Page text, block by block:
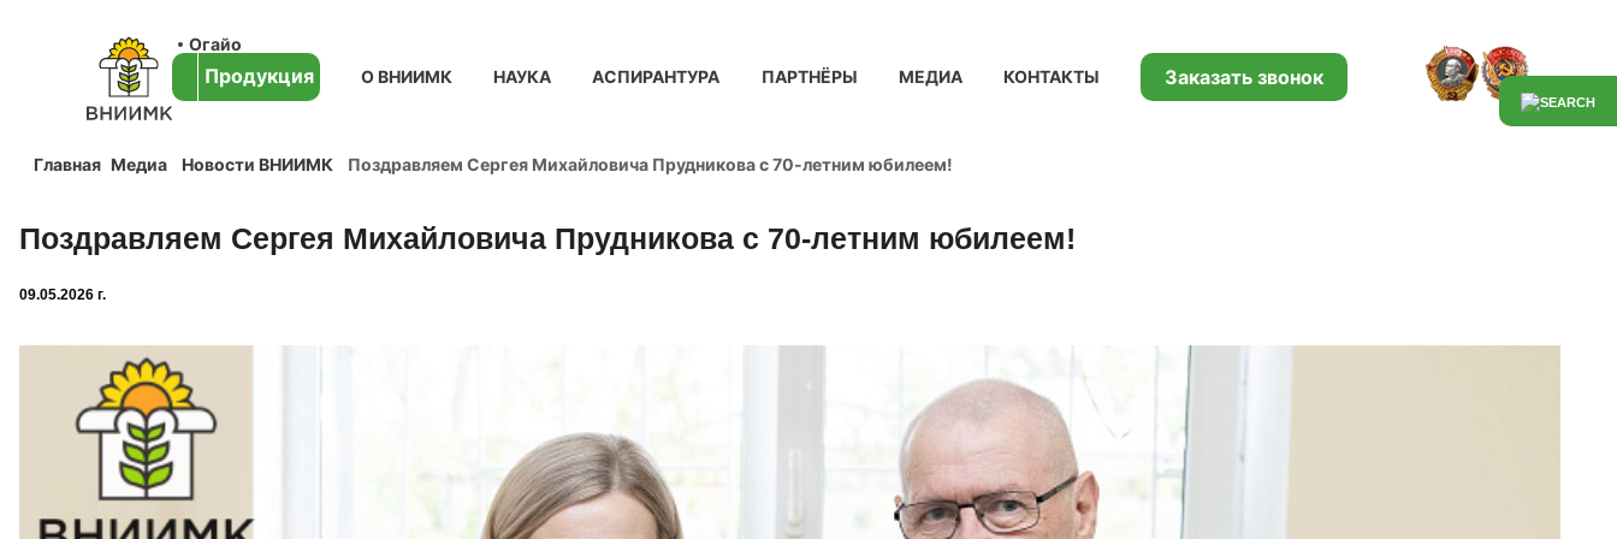
Огайо
Продукция О ВНИИМК НАУКА АСПИРАНТУРА ПАРТНЁРЫ МЕДИА КОНТАКТЫ Заказать звонок
Главная Медиа Новости ВНИИМК Поздравляем Сергея Михайловича Прудникова с 70-летним юбилеем!
Поздравляем Сергея Михайловича Прудникова с 70-летним юбилеем!
09.05.2026 г.